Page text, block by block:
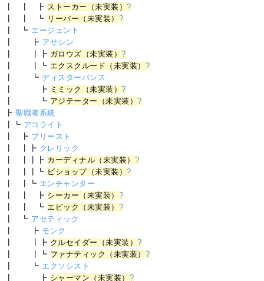
┃ ┃ ┣ ストーカー（未実装）?
┃ ┃ ┗ リーバー（未実装） ?
┃ ┗ エージェント
┃ ┣ アサシン
┃ ┃┣ ガロウズ（未実装）?
┃ ┃┗ エクスクルード（未実装） ?
┃ ┗ディスターバンス
┃ ┣ ミミック（未実装）?
┃ ┗ アジテーター（未実装）?
┣聖職者系統
┃┗ アコライト
┃ ┣ プリースト
┃ ┃┣ クレリック
┃ ┃┃┣ カーディナル（未実装） ?
┃ ┃┃┗ ビショップ（未実装）?
┃ ┃┗ エンチャンター
┃ ┃ ┣ シーカー（未実装） ?
┃ ┃ ┗ エピック（未実装） ?
┃ ┗ アセティック
┃ ┣ モンク
┃ ┃┣ クルセイダー（未実装）?
┃ ┃┗ ファナティック（未実装） ?
┃ ┗ エクソシスト
┃ ┣ シャーマン（未実装） ?